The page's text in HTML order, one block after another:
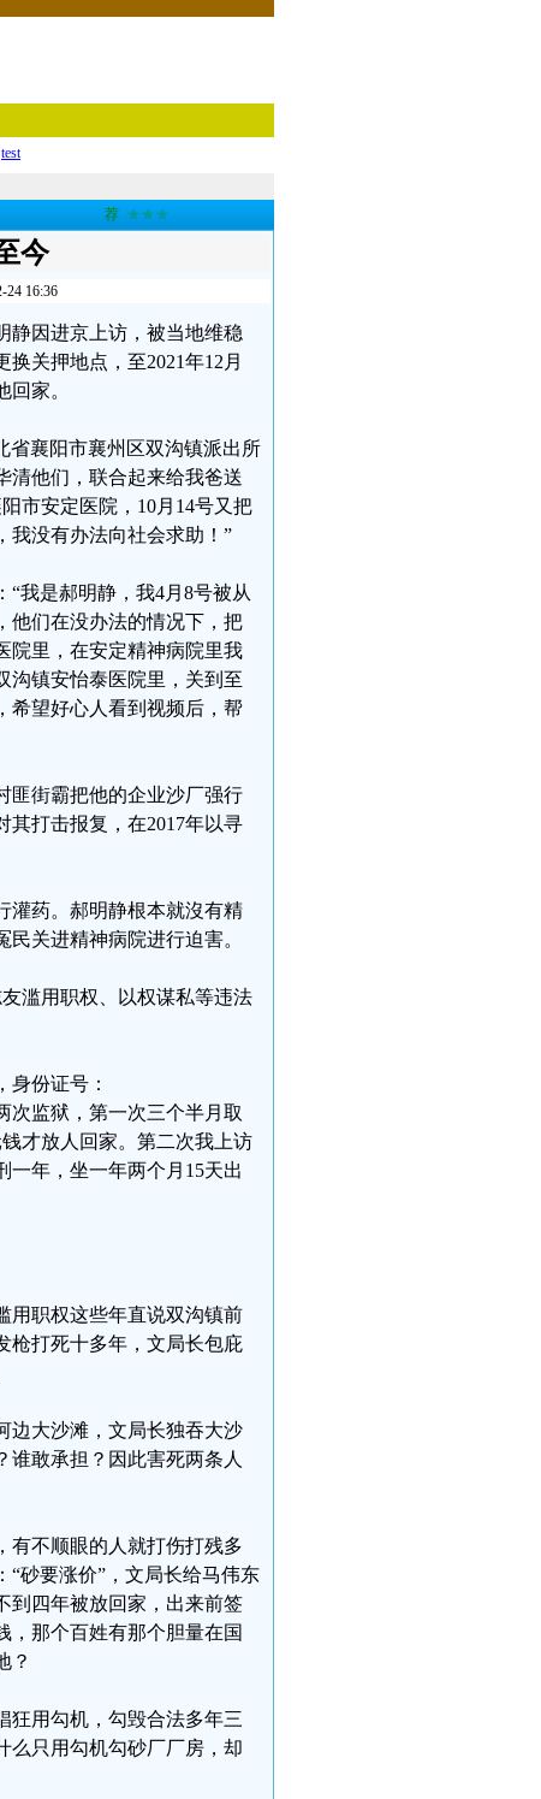
test
荐 ★★★
今
16:36
静因进京上访，被当地维稳
关押地点，至2021年12月
家。
省襄阳市襄州区双沟镇派出所
清他们，联合起来给我爸送
市安定医院，10月14号又把
我没有办法向社会求助！”
我是郝明静，我4月8号被从
他们在没办法的情况下，把
院里，在安定精神病院里我
沟镇安怡泰医院里，关到至
希望好心人看到视频后，帮
匪街霸把他的企业沙厂强行
打击报复，在2017年以寻
灌药。郝明静根本就沒有精
关进精神病院进行迫害。
滥用职权、以权谋私等违法
份证号：
次监狱，第一次三个半月取
才放人回家。第二次我上访
一年，坐一年两个月15天出
用职权这些年直说双沟镇前
枪打死十多年，文局长包庇
边大沙滩，文局长独吞大沙
敢承担？因此害死两条人
有不顺眼的人就打伤打残多
“砂要涨价”，文局长给马伟东
到四年被放回家，出来前签
，那个百姓有那个胆量在国
？
狂用勾机，勾毁合法多年三
么只用勾机勾砂厂厂房，却